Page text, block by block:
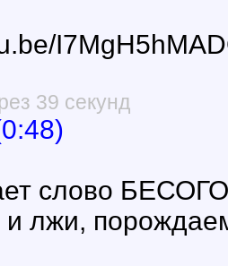
39 секунд
слово
и лжи,